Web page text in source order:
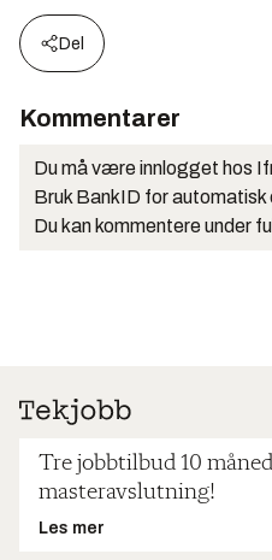
Del
Kommentarer
Du må være innlogget hos
Bruk BankID for
Du kan kommentere under
Tre jobbtilbud 10
masteravslutning!
Les mer